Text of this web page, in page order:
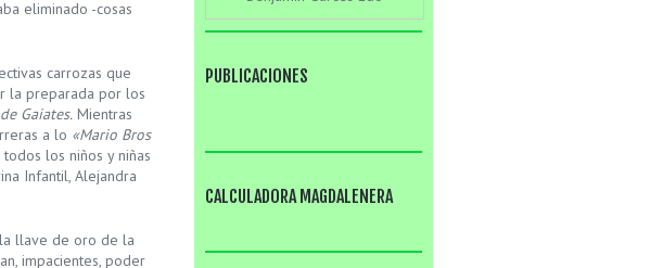
eliminado -cosas
carrozas que
la preparada por los
Gaiates. Mientras
a lo «Mario Bros
los niños y niñas
Infantil, Alejandra
llave de oro de la
impacientes, poder
PUBLICACIONES
CALCULADORA MAGDALENERA